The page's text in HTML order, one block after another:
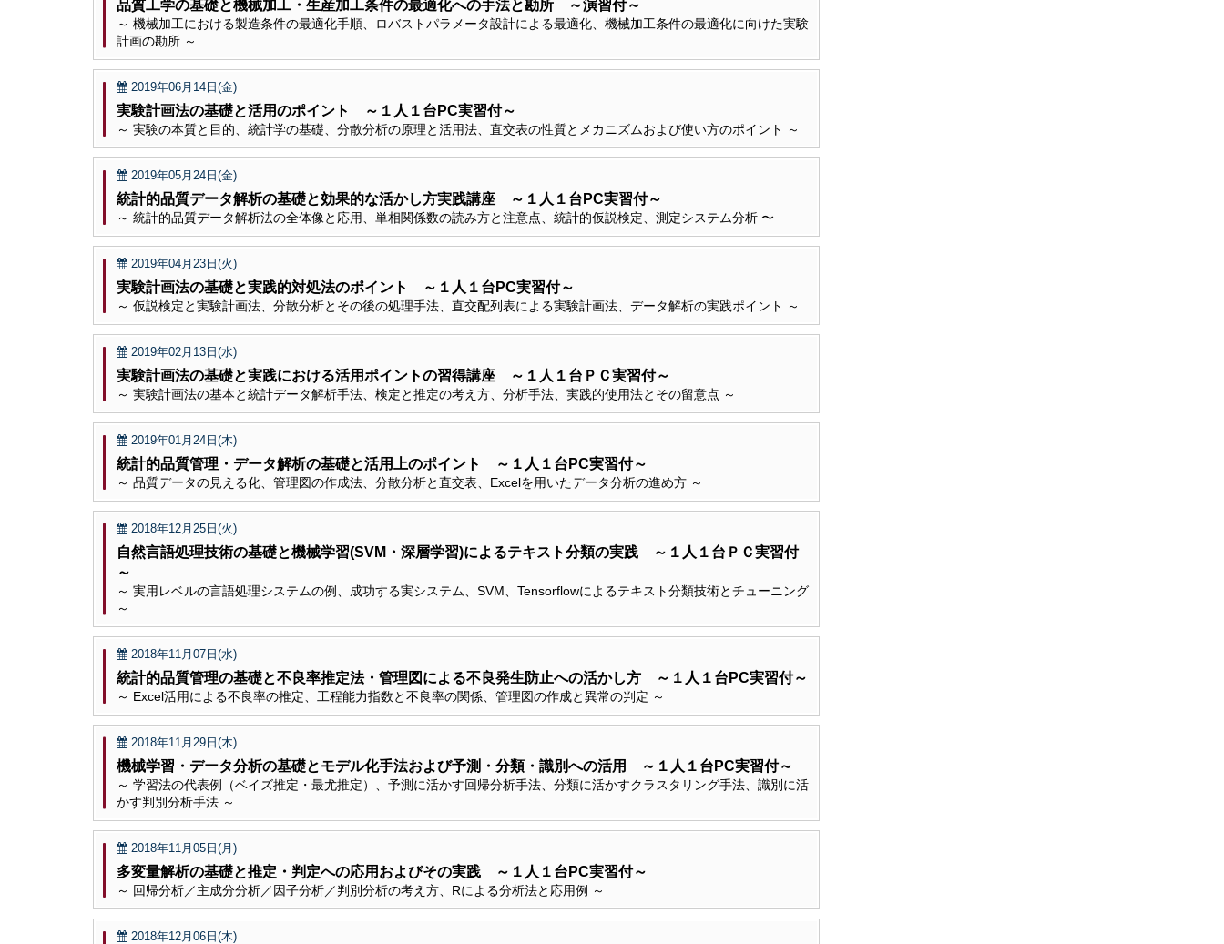
品質工学の基礎と機械加工・生産加工条件の最適化への手法と勘所 ～演習付～
～ 機械加工における製造条件の最適化手順、ロバストパラメータ設計による最適化、機械加工条件の最適化に向けた実験
計画の勘所 ～
2019年06月14日(金)
実験計画法の基礎と活用のポイント ～１人１台PC実習付～
～ 実験の本質と目的、統計学の基礎、分散分析の原理と活用法、直交表の性質とメカニズムおよび使い方のポイント ～
2019年05月24日(金)
統計的品質データ解析の基礎と効果的な活かし方実践講座 ～１人１台PC実習付～
～ 統計的品質データ解析法の全体像と応用、単相関係数の読み方と注意点、統計的仮説検定、測定システム分析 〜
2019年04月23日(火)
実験計画法の基礎と実践的対処法のポイント ～１人１台PC実習付～
～ 仮説検定と実験計画法、分散分析とその後の処理手法、直交配列表による実験計画法、データ解析の実践ポイント ～
2019年02月13日(水)
実験計画法の基礎と実践における活用ポイントの習得講座 ～１人１台ＰＣ実習付～
～ 実験計画法の基本と統計データ解析手法、検定と推定の考え方、分析手法、実践的使用法とその留意点 ～
2019年01月24日(木)
統計的品質管理・データ解析の基礎と活用上のポイント ～１人１台PC実習付～
～ 品質データの見える化、管理図の作成法、分散分析と直交表、Excelを用いたデータ分析の進め方 ～
2018年12月25日(火)
自然言語処理技術の基礎と機械学習(SVM・深層学習)によるテキスト分類の実践 ～１人１台ＰＣ実習付
～
～ 実用レベルの言語処理システムの例、成功する実システム、SVM、Tensorflowによるテキスト分類技術とチューニング
～
2018年11月07日(水)
統計的品質管理の基礎と不良率推定法・管理図による不良発生防止への活かし方 ～１人１台PC実習付～
～ Excel活用による不良率の推定、工程能力指数と不良率の関係、管理図の作成と異常の判定 ～
2018年11月29日(木)
機械学習・データ分析の基礎とモデル化手法および予測・分類・識別への活用 ～１人１台PC実習付～
～ 学習法の代表例（ベイズ推定・最尤推定）、予測に活かす回帰分析手法、分類に活かすクラスタリング手法、識別に活
かす判別分析手法 ～
2018年11月05日(月)
多変量解析の基礎と推定・判定への応用およびその実践 ～１人１台PC実習付～
～ 回帰分析／主成分分析／因子分析／判別分析の考え方、Rによる分析法と応用例 ～
2018年12月06日(木)